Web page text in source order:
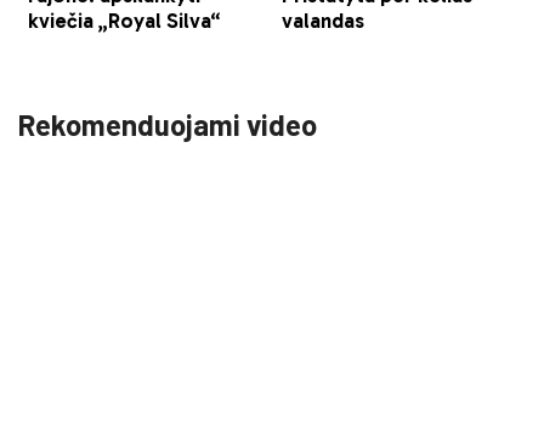
Rekomenduojami video